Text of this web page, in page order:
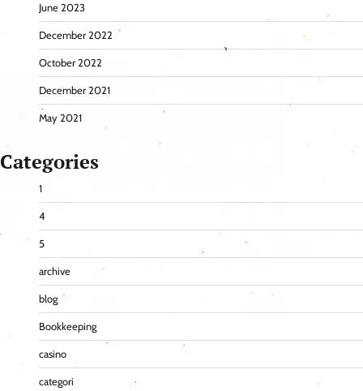
June 2023
December 2022
October 2022
December 2021
May 2021
Categories
1
4
5
archive
blog
Bookkeeping
casino
categori